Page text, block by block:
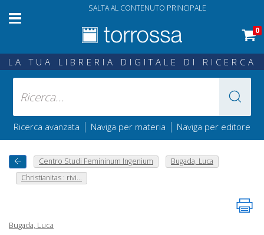
SALTA AL CONTENUTO PRINCIPALE
0
LA TUA LIBRERIA DIGITALE DI RICERCA
Ricerca avanzata | Naviga per materia | Naviga per editore
Centro Studi Femininum Ingenium
Bugada, Luca
Christianitas : rivi...
Bugada, Luca